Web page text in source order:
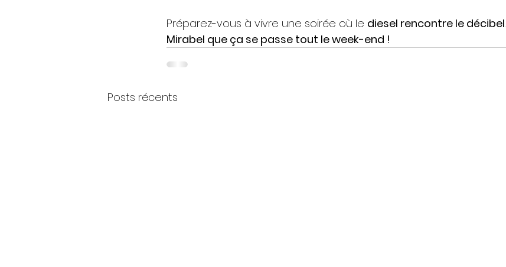
Préparez-vous à vivre une soirée où le diesel rencontre le décibel.
Mirabel que ça se passe tout le week-end !
Posts récents